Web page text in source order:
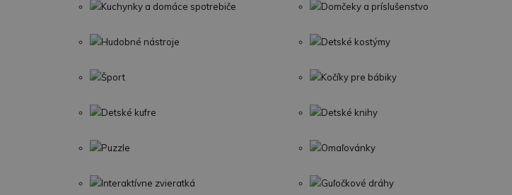
Kuchynky a domáce spotrebiče Domčeky a príslušenstvo
Hudobné nástroje Detské kostýmy
Šport Kočíky pre bábiky
Detské kufre Detské knihy
Puzzle Omaľovánky
Interaktívne zvieratká Guľočkové dráhy